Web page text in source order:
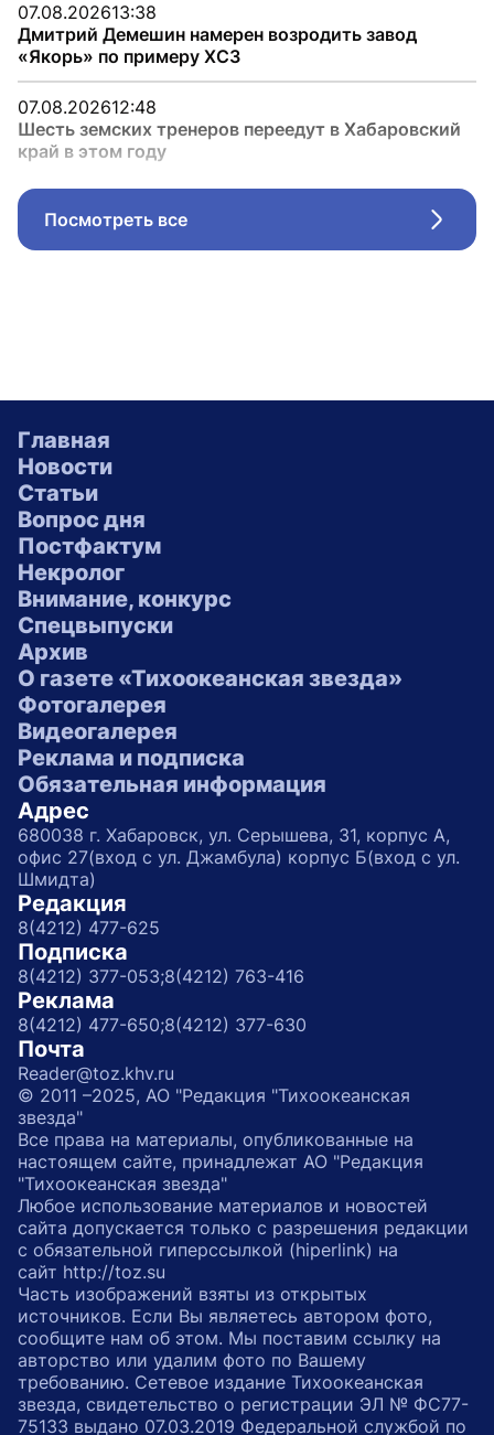
07.08.202613:38
Дмитрий Демешин намерен возродить завод
«Якорь» по примеру ХСЗ
07.08.202612:48
Шесть земских тренеров переедут в Хабаровский
край в этом году
Посмотреть все
Главная
Новости
Статьи
Вопрос дня
Постфактум
Некролог
Внимание, конкурс
Спецвыпуски
Архив
О газете «Тихоокеанская звезда»
Фотогалерея
Видеогалерея
Реклама и подписка
Обязательная информация
Адрес
680038 г. Хабаровск, ул. Серышева, 31, корпус А,
офис 27(вход с ул. Джамбула) корпус Б(вход с ул.
Шмидта)
Редакция
8(4212) 477-625
Подписка
8(4212) 377-053;8(4212) 763-416
Реклама
8(4212) 477-650;8(4212) 377-630
Почта
Reader@toz.khv.ru
© 2011 –2025, АО "Редакция "Тихоокеанская
звезда"
Все права на материалы, опубликованные на
настоящем сайте, принадлежат АО "Редакция
"Тихоокеанская звезда"
Любое использование материалов и новостей
сайта допускается только с разрешения редакции
с обязательной гиперссылкой (hiperlink) на
сайт http://toz.su
Часть изображений взяты из открытых
источников. Если Вы являетесь автором фото,
сообщите нам об этом. Мы поставим ссылку на
авторство или удалим фото по Вашему
требованию. Сетевое издание Тихоокеанская
звезда, свидетельство о регистрации ЭЛ № ФС77-
75133 выдано 07.03.2019 Федеральной службой по